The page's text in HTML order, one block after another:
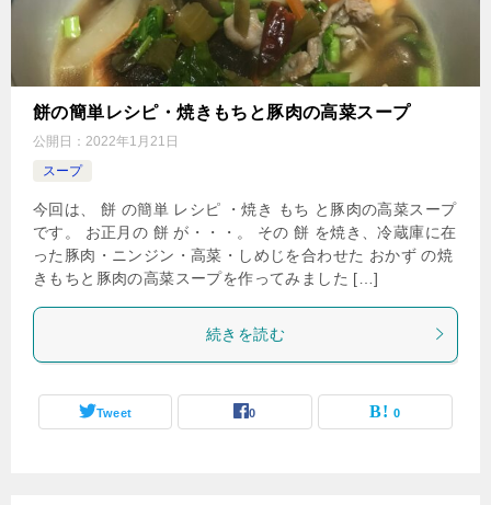
餅の簡単レシピ・焼きもちと豚肉の高菜スープ
公開日： 2022年1月21日
スープ
今回は、 餅 の簡単 レシピ ・焼き もち と豚肉の高菜スープ
です。 お正月の 餅 が・・・。 その 餅 を焼き、冷蔵庫に在
った豚肉・ニンジン・高菜・しめじを合わせた おかず の焼
きもちと豚肉の高菜スープを作ってみました […]
続きを読む
Tweet 0 0